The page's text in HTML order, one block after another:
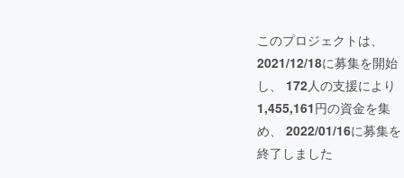
このプロジェクトは、
2021/12/18に募集を開始
し、 172人の支援により
1,455,161円の資金を集
め、 2022/01/16に募集を
終了しました